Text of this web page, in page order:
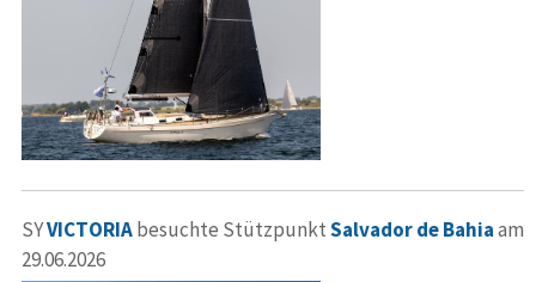
SYVICTORIAbesuchte StützpunktSalvador de Bahiaam
29.06.2026